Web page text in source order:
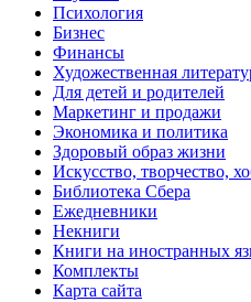
Психология
Бизнес
Финансы
Художественная
Для детей и родителей
Маркетинг и продажи
Экономика и политика
Здоровый образ жизни
Искусство, творчество,
Библиотека Сбера
Ежедневники
Некниги
Книги на иностранных
Комплекты
Карта сайта